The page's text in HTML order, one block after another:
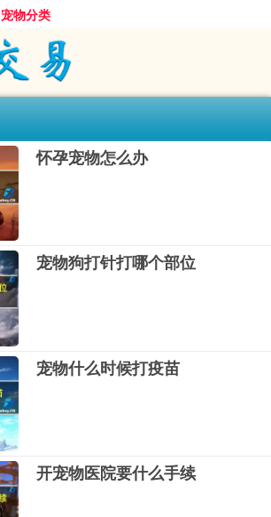
宠物分类
怀孕宠物怎么办
宠物狗打针打哪个部位
宠物什么时候打疫苗
开宠物医院要什么手续